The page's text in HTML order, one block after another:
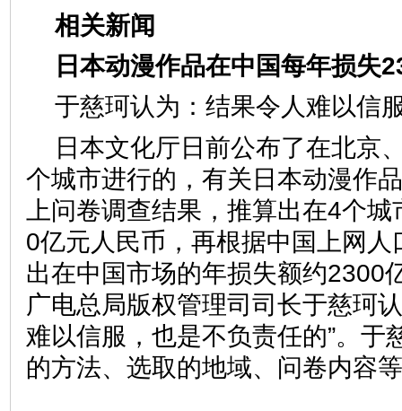
相关新闻
日本动漫作品在中国每年损失
于慈珂认为：结果令人难
日本文化厅日前公布了在北京
个城市进行的，有关日本动漫作
上问卷调查结果，推算出在4个
0亿元人民币，再根据中国上网
出在中国市场的年损失额约2300
广电总局版权管理司司长于慈珂
难以信服，也是不负责任的”。于
的方法、选取的地域、问卷内容